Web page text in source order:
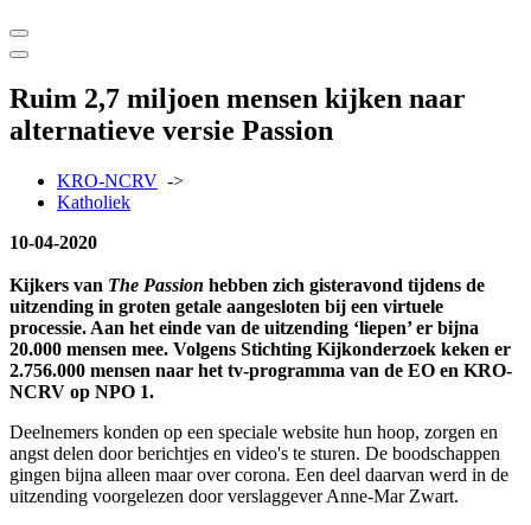
Ruim 2,7 miljoen mensen kijken naar
alternatieve versie Passion
KRO-NCRV ->
Katholiek
10-04-2020
Kijkers van The Passion hebben zich gisteravond tijdens de
uitzending in groten getale aangesloten bij een virtuele
processie. Aan het einde van de uitzending ‘liepen’ er bijna
20.000 mensen mee. Volgens Stichting Kijkonderzoek keken er
2.756.000 mensen naar het tv-programma van de EO en KRO-
NCRV op NPO 1.
Deelnemers konden op een speciale website hun hoop, zorgen en
angst delen door berichtjes en video's te sturen. De boodschappen
gingen bijna alleen maar over corona. Een deel daarvan werd in de
uitzending voorgelezen door verslaggever Anne-Mar Zwart.